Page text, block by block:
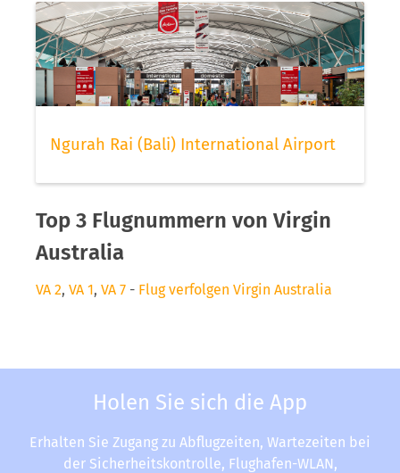
Ngurah Rai (Bali) International Airport
Top 3 Flugnummern von Virgin
Australia
VA 2, VA 1, VA 7 - Flug verfolgen Virgin Australia
Holen Sie sich die App
Erhalten Sie Zugang zu Abflugzeiten, Wartezeiten bei
der Sicherheitskontrolle, Flughafen-WLAN,